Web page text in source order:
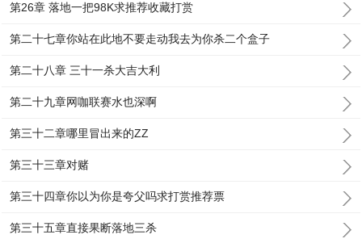
第26章 落地一把98K求推荐收藏打赏
第二十七章你站在此地不要走动我去为你杀二个盒子
第二十八章 三十一杀大吉大利
第二十九章网咖联赛水也深啊
第三十二章哪里冒出来的ZZ
第三十三章对赌
第三十四章你以为你是夸父吗求打赏推荐票
第三十五章直接果断落地三杀